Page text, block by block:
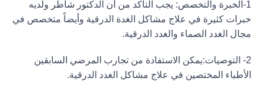
1-الخبرة والتخصص: يجب التأكد من أن الدكتور شاطر ولديه
خبرات كثيرة في علاج مشاكل الغدة الدرقية وأيضاً متخصص في
مجال الغدد الصماء والغدد الدرقية.
2- التوصيات:
يمكن الاستفادة من تجارب المرضي السابقين
الأطباء المختصين في علاج مشاكل الغدد الدرقية.